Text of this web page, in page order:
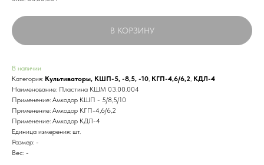
В КОРЗИНУ
В наличии
Категория: Культиваторы, КШП-5, -8,5, -10, КГП-4,6/6,2, КДЛ-4
Наименование: Пластина КШМ 03.00.004
Применение: Амкодор КШП - 5/8,5/10
Применение: Амкодор КГП-4,6/6,2
Применение: Амкодор КДЛ-4
Единица измерения: шт.
Размер: -
Вес: -